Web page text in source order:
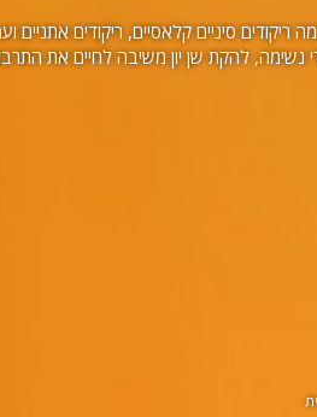
סיניים קלאסיים, ריקודים אתניים
וריקודים עוצרי נשימה, להקת שן יון משיבה לחיים